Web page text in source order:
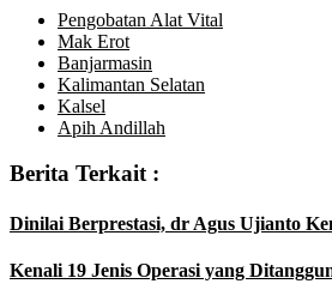
Pengobatan Alat Vital
Mak Erot
Banjarmasin
Kalimantan Selatan
Kalsel
Apih Andillah
Berita Terkait :
Dinilai Berprestasi, dr Agus Ujianto
Kenali 19 Jenis Operasi yang